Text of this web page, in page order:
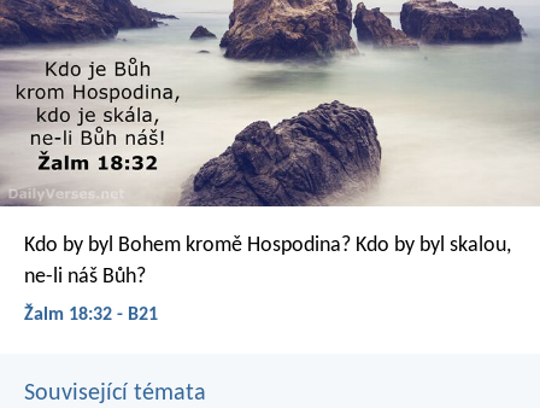
Kdo by byl Bohem kromě Hospodina? Kdo by byl skalou,
ne-li náš Bůh?
Žalm 18:32 - B21
Související témata